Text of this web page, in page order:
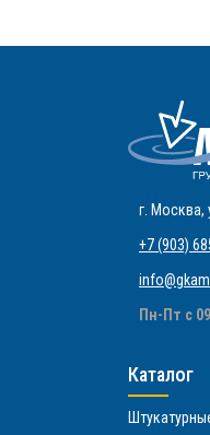
г. Москва,
+7 (903)
Пн-Пт с
Каталог